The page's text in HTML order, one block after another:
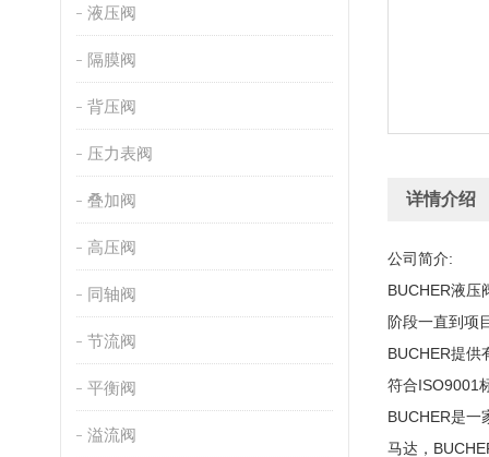
液压阀
隔膜阀
背压阀
压力表阀
叠加阀
高压阀
同轴阀
节流阀
平衡阀
溢流阀
详情介绍
公司简介:
BUCHER液压
阶段一直到项
BUCHER提供
符合ISO9001
BUCHER是一
马达，